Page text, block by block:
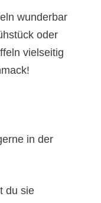
wunderbar
oder
vielseitig
in der
du sie